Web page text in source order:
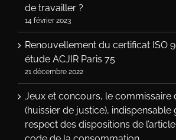
de travailler ?
14 février 2023
Renouvellement du certificat ISO
étude ACJIR Paris 75
21 décembre 2022
Jeux et concours, le commissaire
(huissier de justice), indispensable
respect des dispositions de